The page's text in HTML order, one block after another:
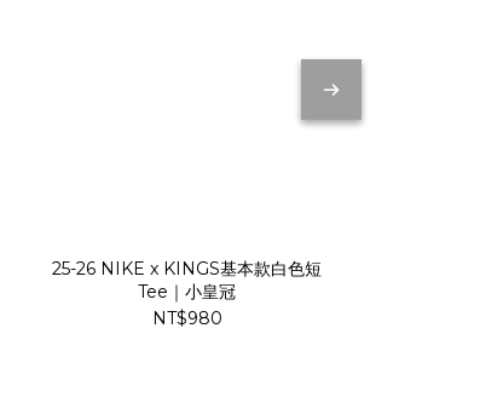
25-26 NIKE x KINGS基本款白色短
Tee｜小皇冠
NT$980